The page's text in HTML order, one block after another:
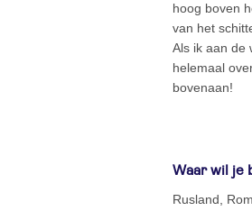
hoog boven
van het
Als ik aan de
helemaal
bovenaan!
Waar wil je
Rusland,